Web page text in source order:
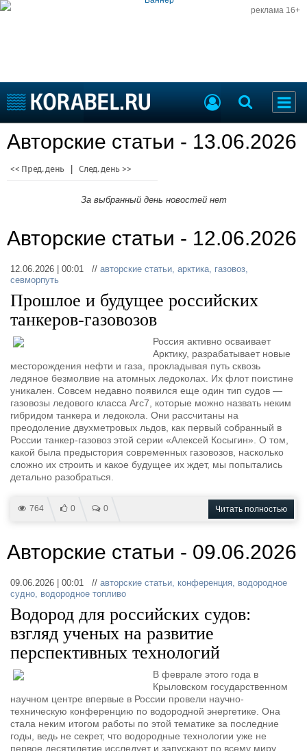
реклама 16+
Судоходство
Судоремонт
Пресс-релизы
Яхты и катера
Еще
Судостроение
Новости
Компании
Репутация
Крюинг
Журнал
Реклама
Торговая площадка
Продажа флота
Оборудование
Изделия
Материалы
Услуги
Конференции
Выставки и семинары
Личности
Словарь
Флот
Галерея флота
Все службы
Авторские статьи - 13.06.2026
<< Пред. день След. день >>
За выбранный день новостей нет
Авторские статьи - 12.06.2026
12.06.2026 | 00:01 // авторские статьи, арктика, газовоз,
севморпуть
Прошлое и будущее российских
танкеров-газовозов
Россия активно осваивает
Арктику, разрабатывает новые
месторождения нефти и газа, прокладывая путь сквозь
ледяное безмолвие на атомных ледоколах. Их флот поистине
уникален. Совсем недавно появился еще один тип судов —
газовозы ледового класса Arc7, которые можно назвать неким
гибридом танкера и ледокола. Они рассчитаны на
преодоление двухметровых льдов, как первый собранный в
России танкер-газовоз этой серии «Алексей Косыгин». О том,
какой была предыстория современных газовозов, насколько
сложно их строить и какое будущее их ждет, мы попытались
детально разобраться.
764 0 0 Читать полностью
Авторские статьи - 09.06.2026
09.06.2026 | 00:01 // авторские статьи, конференция, водородное
судно, водородное топливо
Водород для российских судов:
взгляд ученых на развитие
перспективных технологий
В феврале этого года в
Крыловском государственном
научном центре впервые в России провели научно-
техническую конференцию по водородной энергетике. Она
стала неким итогом работы по этой тематике за последние
годы, ведь не секрет, что водородные технологии уже не
первое десятилетие исследует и запускают по всему миру.